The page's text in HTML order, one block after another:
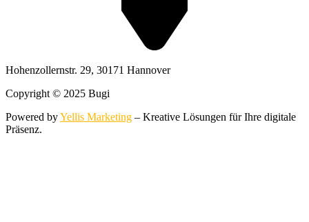
Hohenzollernstr. 29, 30171 Hannover
Copyright © 2025 Bugi
Powered byYellis Marketing – Kreative Lösungen für Ihre digitale
Präsenz.